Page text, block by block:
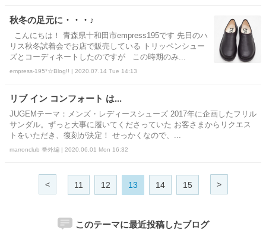
秋冬の足元に・・・♪
こんにちは！ 青森県十和田市empress195です 先日のハ
リス秋冬試着会でお店で販売している トリッペンシュー
ズとコーディネートしたのですが この時期のみ...
empress-195*☆Blog!! | 2020.07.14 Tue 14:13
リブ イン コンフォート は...
JUGEMテーマ：メンズ・レディースシューズ 2017年に企画したフリル
サンダル。ずっと大事に履いてくださっていた お客さまからリクエス
トをいただき、復刻が決定！ せっかくなので、...
marronclub 番外編 | 2020.06.01 Mon 16:32
< 11 12 13 14 15 >
このテーマに最近投稿したブログ